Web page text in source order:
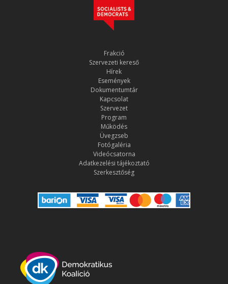
Frakció
Szervezeti kereső
Hírek
Események
Dokumentumtár
Kapcsolat
Szervezet
Program
Működés
Üvegzseb
Fotógaléria
Videócsatorna
Adatkezelési tájékoztató
Szerkesztőség